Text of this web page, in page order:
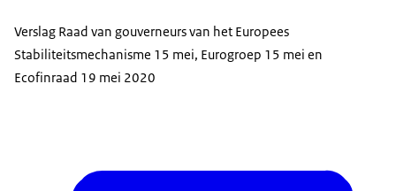
Verslag Raad van gouverneurs van het Europees
Stabiliteitsmechanisme 15 mei, Eurogroep 15 mei en
Ecofinraad 19 mei 2020